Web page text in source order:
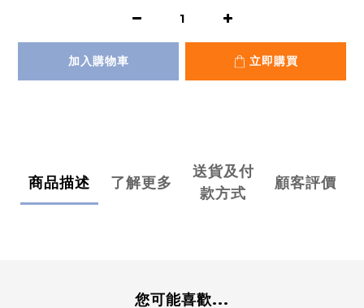
加入購物車 立即購買
商品描述 了解更多
送貨及付
款方式
顧客評價
您可能喜歡...